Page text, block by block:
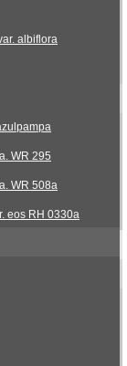
albiflora
WR 295
WR 508a
eos RH 0330a